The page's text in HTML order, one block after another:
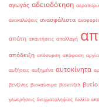
αγωγός αδειοδότηση
ανακαλύψεις ανασφάλιστα
απάτη απαιτήσεις απαλλαγή
απόδειξη απόσυρση απόφαση αργία
αυξήσεις αυξημένα αυτοκίνητα
βενζίνης βιοκαύσιμα βιοντίζελ βυτίο
γεωτρήσεις δειγματοληψίες δελτίο